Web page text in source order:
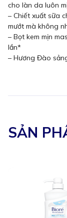
cho làn da luôn
– Chiết xuất sữa
mướt mà không
– Bọt kem mịn
lần*
– Hương Đào
SẢN